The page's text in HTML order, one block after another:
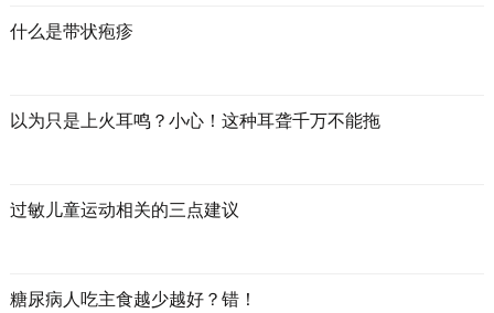
什么是带状疱疹
以为只是上火耳鸣？小心！这种耳聋千万不能拖
过敏儿童运动相关的三点建议
糖尿病人吃主食越少越好？错！